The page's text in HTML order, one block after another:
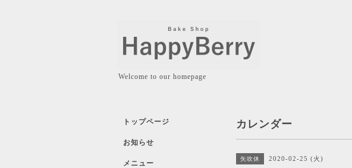
Welcome to our homepage
カレンダー
矢吹休 2020-02-25 (火)
トップページ
お知らせ
メニュー